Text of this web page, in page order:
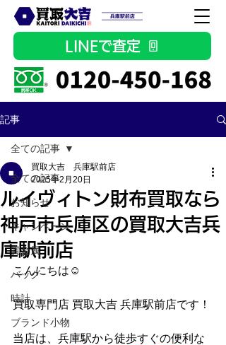
LINEで査定
記事
全ての記事
お知らせ
キャンペーン
貴金属
バッグ
時計
ブランド小物
全ての記事
ルイヴィトン財布買取なら
神戸市兵庫区の買取大吉兵
庫駅前店
買取大吉 兵庫駅前店
2025年2月20日
こんにちは☺
買取専門店 買取大吉 兵庫駅前店です！
当店は、兵庫駅から徒歩すぐの便利な